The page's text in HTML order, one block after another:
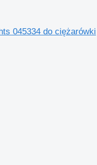
045334 do ciężarówki